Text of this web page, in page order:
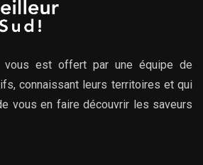
vous est offert par une équipe de
connaissant leurs territoires et qui
vous en faire découvrir les saveurs